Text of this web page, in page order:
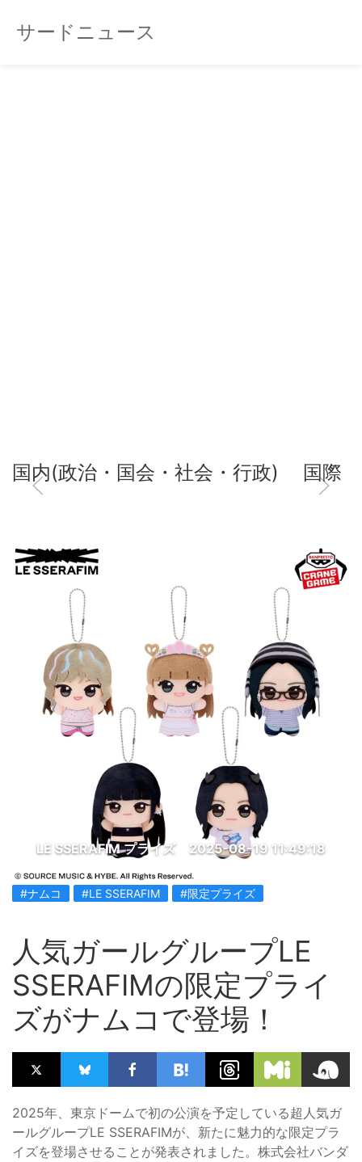
サードニュース
国内(政治・国会・社会・行政) 国際
LE SSERAFIM プライズ 2025-08-19 11:49:18
#ナムコ #LE SSERAFIM #限定プライズ
人気ガールグループLE
SSERAFIMの限定プライ
ズがナムコで登場！
2025年、東京ドームで初の公演を予定している超人気ガ
ールグループLE SSERAFIMが、新たに魅力的な限定プラ
イズを登場させることが発表されました。株式会社バンダ